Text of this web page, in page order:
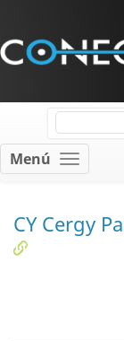
Menú
CY Cergy